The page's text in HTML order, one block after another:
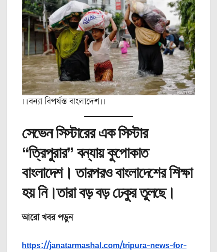
।।বন্যা বিপর্যস্ত বাংলাদেশ।।
সেভেন সিস্টারের এক সিস্টার
“ত্রিপুরার” বন্যায় কুপোকাত
বাংলাদেশ। তারপরও বাংলাদেশের শিক্ষা
হয় নি।তারা বড় বড় ঢেকুর তুলছে।
আরো খবর পড়ুন
https://janatarmashal.com/tripura-news-for-